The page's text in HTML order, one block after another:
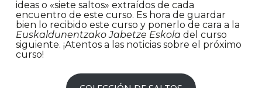
ideas o «siete saltos» extraídos de cada
encuentro de este curso. Es hora de guardar
bien lo recibido este curso y ponerlo de cara a la
Euskaldunentzako Jabetze Eskola del curso
siguiente. ¡Atentos a las noticias sobre el próximo
curso!